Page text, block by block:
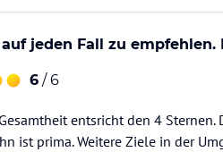
jeden Fall zu empfehlen.
6 / 6
entsricht den 4 Sternen.
ist prima. Weitere Ziele in der